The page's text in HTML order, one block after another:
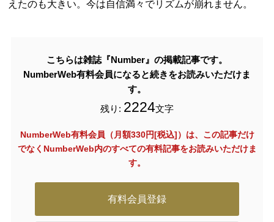
えたのも大きい。今は自信満々でリズムが崩れません。
こちらは雑誌『Number』の掲載記事です。
NumberWeb有料会員になると続きをお読みいただけま
す。
残り: 2224文字
NumberWeb有料会員（月額330円[税込]）は、この記事だけ
でなく NumberWeb内のすべての有料記事をお読みいただけま
す。
有料会員登録